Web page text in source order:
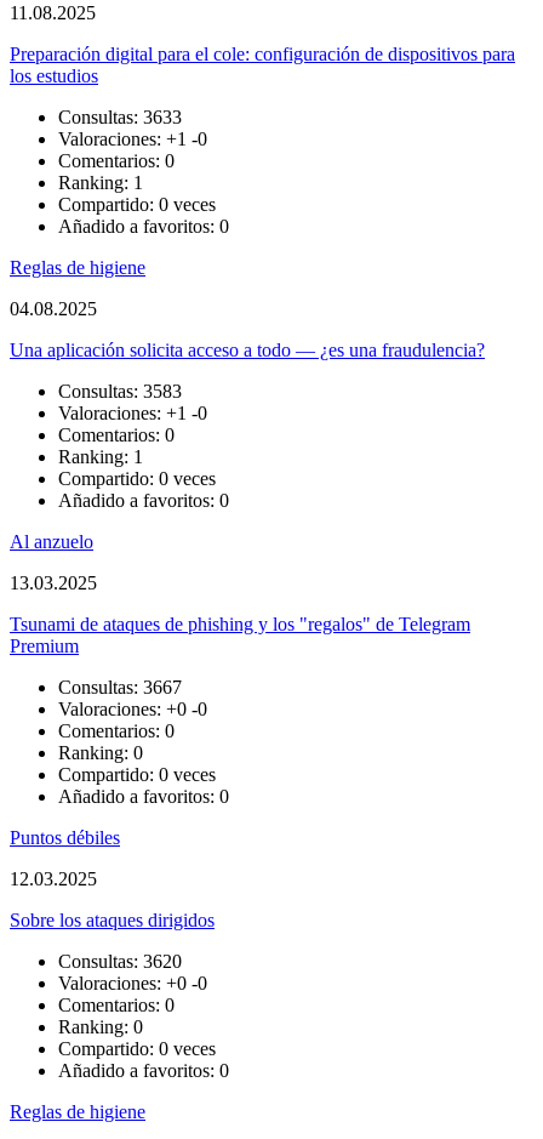
11.08.2025
Preparación digital para el cole: configuración de dispositivos para
los estudios
Consultas: 3633
Valoraciones: +1 -0
Comentarios: 0
Ranking: 1
Compartido: 0 veces
Añadido a favoritos: 0
Reglas de higiene
04.08.2025
Una aplicación solicita acceso a todo — ¿es una fraudulencia?
Consultas: 3583
Valoraciones: +1 -0
Comentarios: 0
Ranking: 1
Compartido: 0 veces
Añadido a favoritos: 0
Al anzuelo
13.03.2025
Tsunami de ataques de phishing y los "regalos" de Telegram
Premium
Consultas: 3667
Valoraciones: +0 -0
Comentarios: 0
Ranking: 0
Compartido: 0 veces
Añadido a favoritos: 0
Puntos débiles
12.03.2025
Sobre los ataques dirigidos
Consultas: 3620
Valoraciones: +0 -0
Comentarios: 0
Ranking: 0
Compartido: 0 veces
Añadido a favoritos: 0
Reglas de higiene